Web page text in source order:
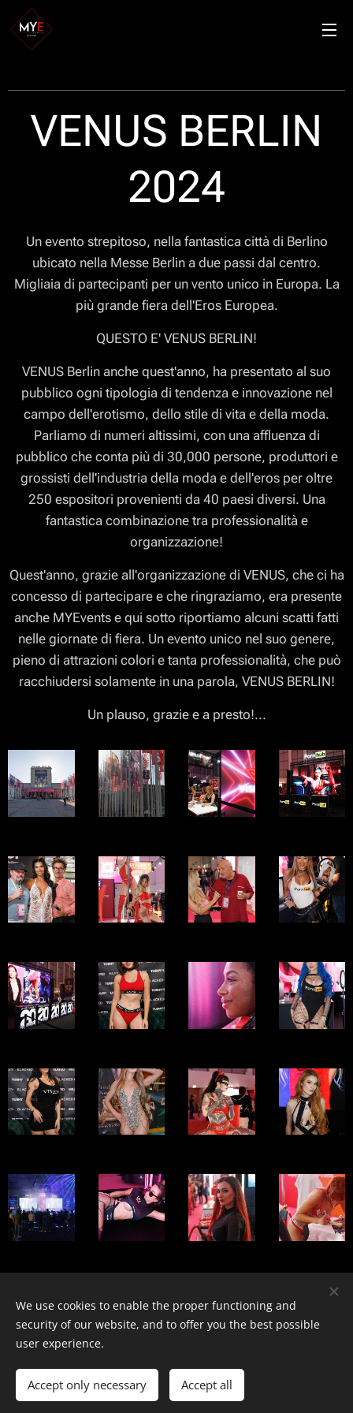
VENUS BERLIN
2024
Un evento strepitoso, nella fantastica città di Berlino
ubicato nella Messe Berlin a due passi dal centro.
Migliaia di partecipanti per un vento unico in Europa. La
più grande fiera dell'Eros Europea.
QUESTO E' VENUS BERLIN!
VENUS Berlin anche quest'anno, ha presentato al suo
pubblico ogni tipologia di tendenza e innovazione nel
campo dell'erotismo, dello stile di vita e della moda.
Parliamo di numeri altissimi, con una affluenza di
pubblico che conta più di 30,000 persone, produttori e
grossisti dell'industria della moda e dell'eros per oltre
250 espositori provenienti da 40 paesi diversi. Una
fantastica combinazione tra professionalità e
organizzazione!
Quest'anno, grazie all'organizzazione di VENUS, che ci ha
concesso di partecipare e che ringraziamo, era presente
anche MYEvents e qui sotto riportiamo alcuni scatti fatti
nelle giornate di fiera. Un evento unico nel suo genere,
pieno di attrazioni colori e tanta professionalità, che può
racchiudersi solamente in una parola, VENUS BERLIN!
Un plauso, grazie e a presto!...
COPYRIGHT MYE PHOTOGRAPHY 2025
Languages
Italiano
English
We use cookies to enable the proper functioning and
security of our website, and to offer you the best possible
user experience.
Accept only necessary Accept all